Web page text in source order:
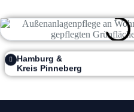
Hamburg &
Kreis Pinneberg